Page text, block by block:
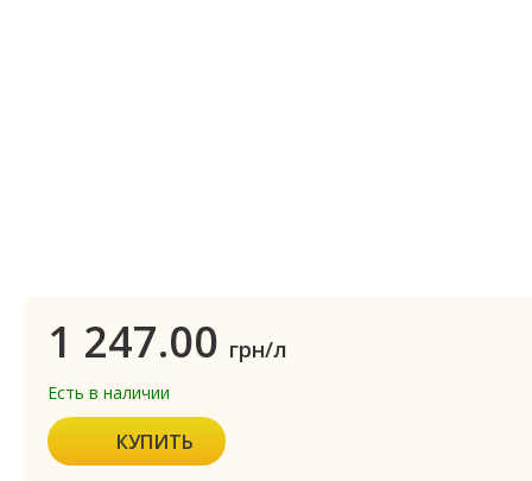
1 247.00 грн/л
Есть в наличии
КУПИТЬ